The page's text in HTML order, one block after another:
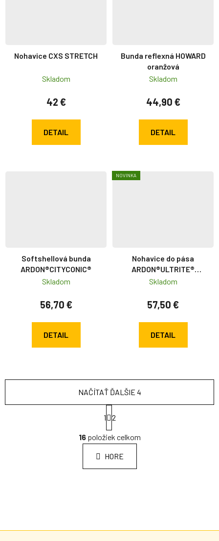
Nohavice CXS STRETCH
Skladom
42 €
DETAIL
Bunda reflexná HOWARD
oranžová
Skladom
44,90 €
DETAIL
Softshellová bunda
ARDON®CITYCONIC®
Skladom
56,70 €
DETAIL
NOVINKA
Nohavice do pása
ARDON®ULTRITE®
červené
Skladom
57,50 €
DETAIL
Ovládacie prvky výpisu
NAČÍTAŤ ĎALŠIE 4
Stránkovanie
1 2
16položiek celkom
HORE